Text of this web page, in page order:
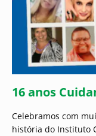
16 anos
Celebramos com
história do Instituto